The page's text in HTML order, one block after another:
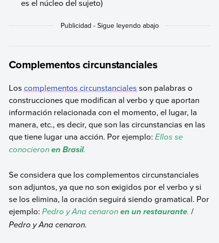
es el núcleo del sujeto)
Complementos circunstanciales
Loscomplementos circunstancialesson palabras o
construcciones que modifican al verbo y que aportan
información relacionada con el momento, el lugar, la
manera, etc., es decir, que son las circunstancias en las
que tiene lugar una acción. Por ejemplo: Ellos se
conocieronen Brasil.
Se considera que los complementos circunstanciales
son adjuntos, ya que no son exigidos por el verbo y si
se los elimina, la oración seguirá siendo gramatical. Por
ejemplo: Pedro y Ana cenaron en un restaurante. /
Pedro y Ana cenaron.